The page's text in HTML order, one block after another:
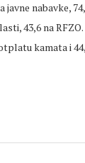
nabavke,
43,6 na
kamata i